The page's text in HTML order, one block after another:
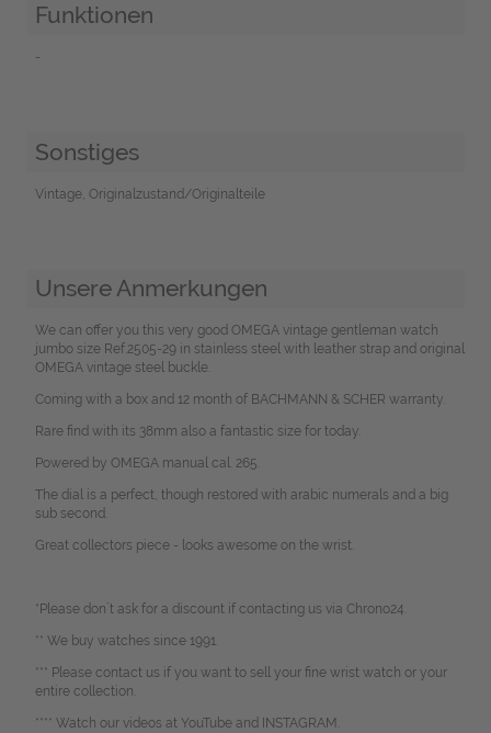
Funktionen
-
Sonstiges
Vintage, Originalzustand/Originalteile
Unsere Anmerkungen
We can offer you this very good OMEGA vintage gentleman watch
jumbo size Ref.2505-29 in stainless steel with leather strap and original
OMEGA vintage steel buckle.
Coming with a box and 12 month of BACHMANN & SCHER warranty.
Rare find with its 38mm also a fantastic size for today.
Powered by OMEGA manual cal. 265.
The dial is a perfect, though restored with arabic numerals and a big
sub second.
Great collectors piece - looks awesome on the wrist.
*Please don`t ask for a discount if contacting us via Chrono24.
** We buy watches since 1991.
*** Please contact us if you want to sell your fine wrist watch or your
entire collection.
**** Watch our videos at YouTube and INSTAGRAM.